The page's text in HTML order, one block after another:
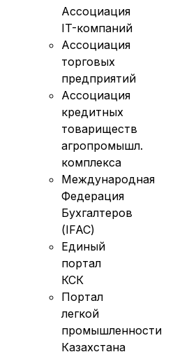
Ассоциация
IT-компаний
Ассоциация
торговых
предприятий
Ассоциация
кредитных
товариществ
агропромышл.
комплекса
Международная
Федерация
Бухгалтеров
(IFAC)
Единый
портал
КСК
Портал
легкой
промышленности
Казахстана